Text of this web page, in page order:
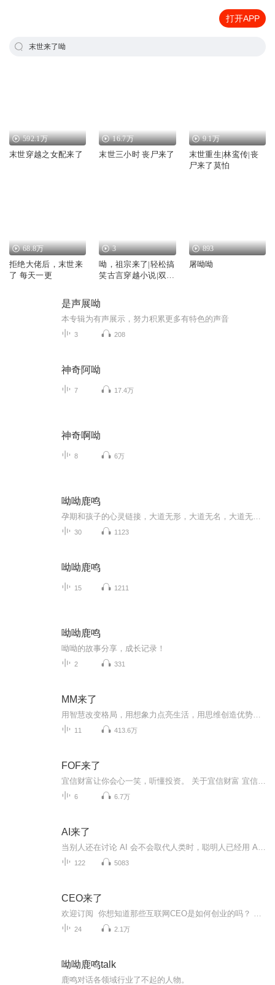
打开APP
末世来了呦
592.1万
末世穿越之女配来了
16.7万
末世三小时 丧尸来了
9.1万
末世重生|林鸾传|丧
尸来了莫怕
68.8万
拒绝大佬后，末世来
了 每天一更
3
呦，祖宗来了|轻松搞
笑古言穿越小说|双穿
893
屠呦呦
是声展呦
本专辑为有声展示，努力积累更多有特色的声音
3 208
神奇阿呦
7 17.4万
神奇啊呦
8 6万
呦呦鹿鸣
30 1123
呦呦鹿鸣
15 1211
呦呦鹿鸣
呦呦的故事分享，成长记录！
2 331
MM来了
11 413.6万
FOF来了
6 6.7万
AI来了
122 5083
CEO来了
24 2.1万
呦呦鹿鸣talk
鹿鸣对话各领域行业了不起的人物。